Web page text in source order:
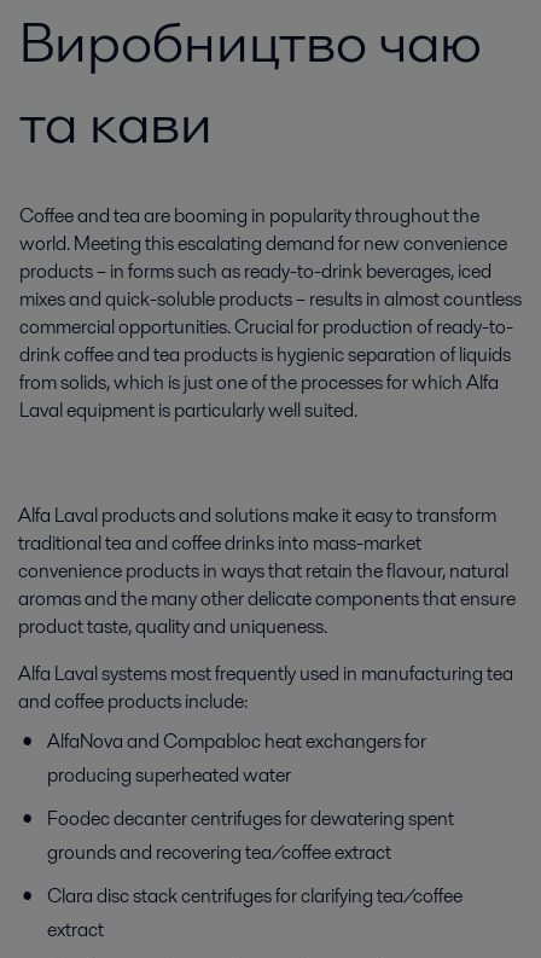
Виробництво чаю
та кави
Coffee and tea are booming in popularity throughout the
world. Meeting this escalating demand for new convenience
products – in forms such as ready-to-drink beverages, iced
mixes and quick-soluble products – results in almost countless
commercial opportunities. Crucial for production of ready-to-
drink coffee and tea products is hygienic separation of liquids
from solids, which is just one of the processes for which Alfa
Laval equipment is particularly well suited.
Alfa Laval products and solutions make it easy to transform
traditional tea and coffee drinks into mass-market
convenience products in ways that retain the flavour, natural
aromas and the many other delicate components that ensure
product taste, quality and uniqueness.
Alfa Laval systems most frequently used in manufacturing tea
and coffee products include:
AlfaNova and Compabloc heat exchangers for
producing superheated water
Foodec decanter centrifuges for dewatering spent
grounds and recovering tea/coffee extract
Clara disc stack centrifuges for clarifying tea/coffee
extract